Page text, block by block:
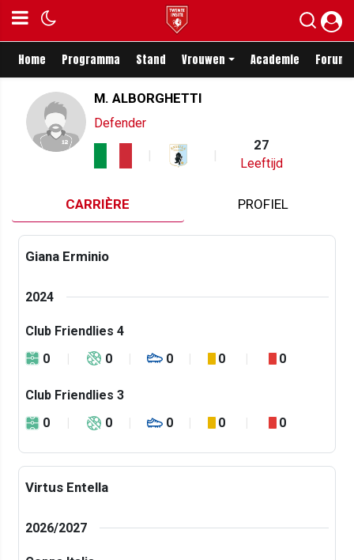
Home Programma Stand Vrouwen Academie Forum
M. ALBORGHETTI
Defender
27
Leeftijd
CARRIÈRE PROFIEL
Giana Erminio
2024
Club Friendlies 4
0
0 0 0 0
Club Friendlies 3
0
0 0 0 0
Virtus Entella
2026/2027